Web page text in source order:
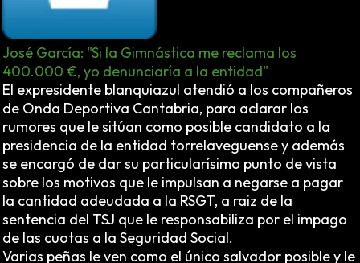
José García: "Si la Gimnástica me reclama los
400.000 €, yo denunciaría a la entidad"
El expresidente blanquiazul atendió a los compañeros
de Onda Deportiva Cantabria, para aclarar los
rumores que le sitúan como posible candidato a la
presidencia de la entidad torrelaveguense y además
se encargó de dar su particularísimo punto de vista
sobre los motivos que le impulsan a negarse a pagar
la cantidad adeudada a la RSGT, a raiz de la
sentencia del TSJ que le responsabiliza por el impago
de las cuotas a la Seguridad Social.
Varias peñas le ven como el único salvador posible y le